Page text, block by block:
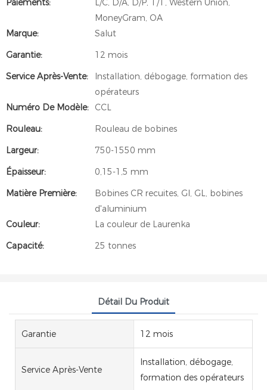
Paiements:
L/C, D/A, D/P, T/T, Western Union,
MoneyGram, OA
Marque:
Salut
Garantie:
12 mois
Service Après-Vente:
Installation, débogage, formation des
opérateurs
Numéro De Modèle:
CCL
Rouleau:
Rouleau de bobines
Largeur:
750-1550 mm
Épaisseur:
0,15-1,5 mm
Matière Première:
Bobines CR recuites, GI, GL, bobines
d'aluminium
Couleur:
La couleur de Laurenka
Capacité:
25 tonnes
Détail Du Produit
Garantie 12 mois
Service Après-Vente
Installation, débogage,
formation des opérateurs